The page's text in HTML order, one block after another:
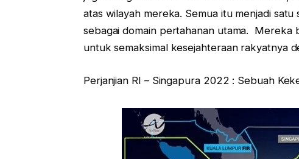
atas wilayah mereka. Semua itu menjadi
sebagai domain pertahanan utama. Mereka
untuk semaksimal kesejahteraan rakyatnya
Perjanjian RI – Singapura 2022 : Sebuah